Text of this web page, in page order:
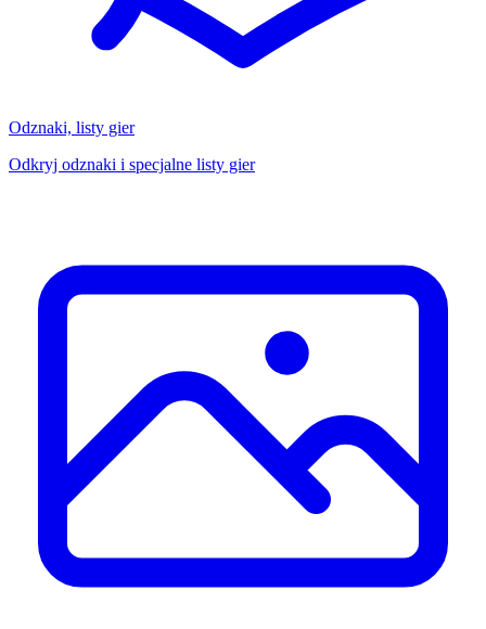
Odznaki, listy gier
Odkryj odznaki i specjalne listy gier